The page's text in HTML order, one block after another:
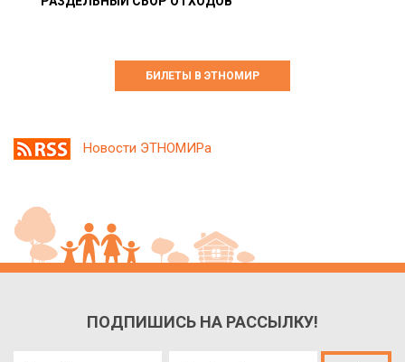
БИЛЕТЫ В ЭТНОМИР
Новости ЭТНОМИРа
ПОДПИШИСЬ НА РАССЫЛКУ!